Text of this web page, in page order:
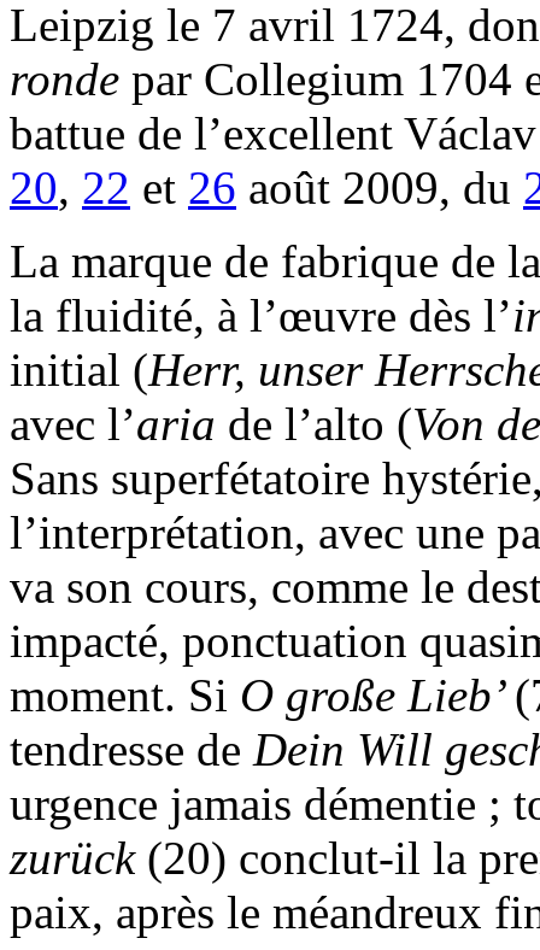
Leipzig le 7 avril 1724,
ronde par Collegium 1704
battue de l’excellent
20, 22 et 26 août 2009, du
La marque de fabrique de
la fluidité, à l’œuvre dès l’
initial (Herr, unser
avec l’aria de l’alto (Von
Sans superfétatoire
l’interprétation, avec une
va son cours, comme le
impacté, ponctuation
moment. Si O große Lieb’
tendresse de Dein Will
urgence jamais démentie ;
zurück (20) conclut-il la
paix, après le méandreux